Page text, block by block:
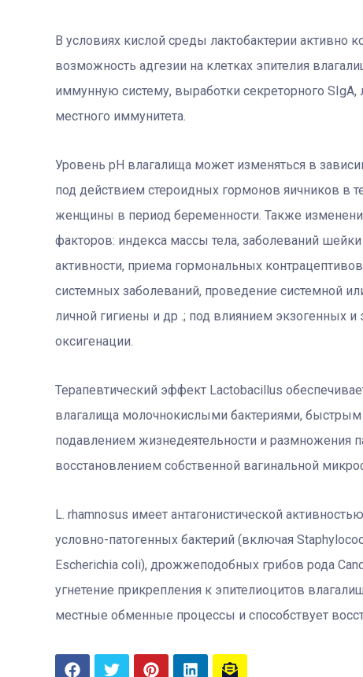
В условиях кислой среды лактобактерии активно
возможность адгезии на клетках эпителия
иммунную систему, выработки секреторного
местного иммунитета.
Уровень рН влагалища может изменяться в
под действием стероидных гормонов яичников в
женщины в период беременности. Также
факторов: индекса массы тела, заболеваний
активности, приема гормональных
системных заболеваний, проведение системной
личной гигиены и др .; под влиянием экзогенных
оксигенации.
Терапевтический эффект Lactobacillus
влагалища молочнокислыми бактериями,
подавлением жизнедеятельности и размножения
восстановлением собственной вагинальной
L. rhamnosus имеет антагонистической
условно-патогенных бактерий (включая
Escherichia coli), дрожжеподобных грибов рода
угнетение прикрепления к эпителиоцитов
местные обменные процессы и способствует